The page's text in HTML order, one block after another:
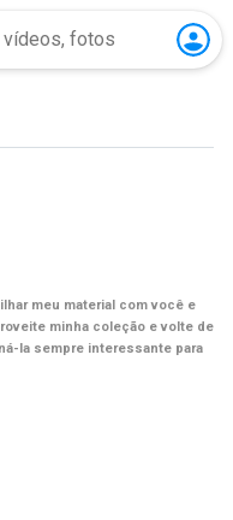
meu material com você e
minha coleção e volte de
la sempre interessante para